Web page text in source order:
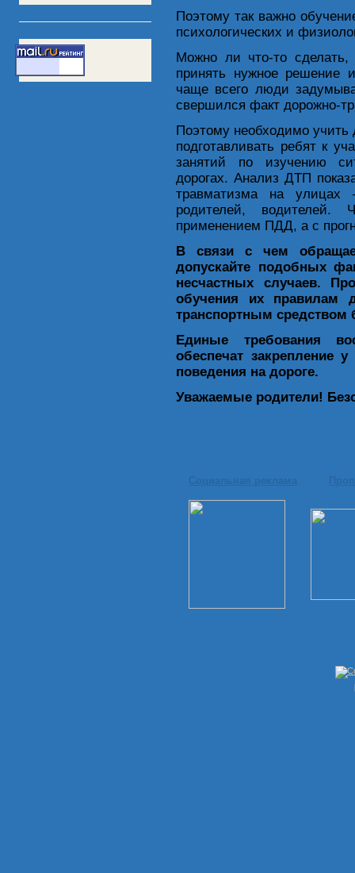
Поэтому так важно
психологических и
Можно ли что-то
принять нужное решение
чаще всего люди
свершился факт дорожно-
Поэтому необходимо учить
подготавливать ребят к
занятий по изучению
дорогах. Анализ ДТП
травматизма на улицах
родителей,
применением ПДД, а с
В связи с чем
допускайте подобных
несчастных случаев.
обучения их правилам
транспортным средством
Единые требования
обеспечат закрепление
поведения на дороге.
Уважаемые родители!